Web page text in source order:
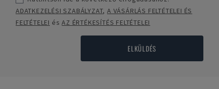
ADATKEZELÉSI SZABÁLYZAT,A VÁSÁRLÁS FELTÉTELEI ÉS
FELTÉTELEI ésAZ ÉRTÉKESÍTÉS FELTÉTELEI
ELKÜLDÉS